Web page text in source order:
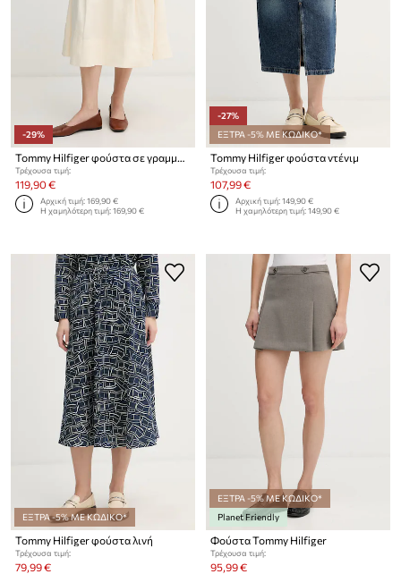
-29%
Tommy Hilfiger φούστα σε γραμμή Α από λινό
Τρέχουσα τιμή:
119,90 €
Αρχική τιμή:169,90 €
Η χαμηλότερη τιμή:169,90 €
-27%
ΕΞΤΡΑ -5% ΜΕ ΚΩΔΙΚΟ*
Tommy Hilfiger φούστα ντένιμ
Τρέχουσα τιμή:
107,99 €
Αρχική τιμή:149,90 €
Η χαμηλότερη τιμή:149,90 €
ΕΞΤΡΑ -5% ΜΕ ΚΩΔΙΚΟ*
Tommy Hilfiger φούστα λινή
Τρέχουσα τιμή:
79,99 €
ΕΞΤΡΑ -5% ΜΕ ΚΩΔΙΚΟ*
Planet Friendly
Φούστα Tommy Hilfiger
Τρέχουσα τιμή:
95,99 €